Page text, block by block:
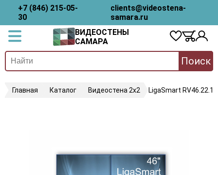
+7 (846) 215-05-
30
clients@videostena-
samara.ru
ВИДЕОСТЕНЫ
САМАРА
Поиск
Главная Каталог Видеостена 2x2 LigaSmart RV46.22.18